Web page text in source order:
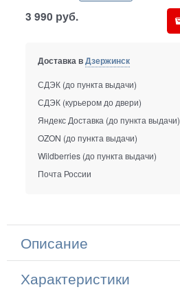
3 990 руб.
Доставка вДзержинск
СДЭК (до пункта выдачи)
СДЭК (курьером до двери)
Яндекс Доставка (до пункта выдачи)
OZON (до пункта выдачи)
Wildberries (до пункта выдачи)
Почта России
Описание
Характеристики